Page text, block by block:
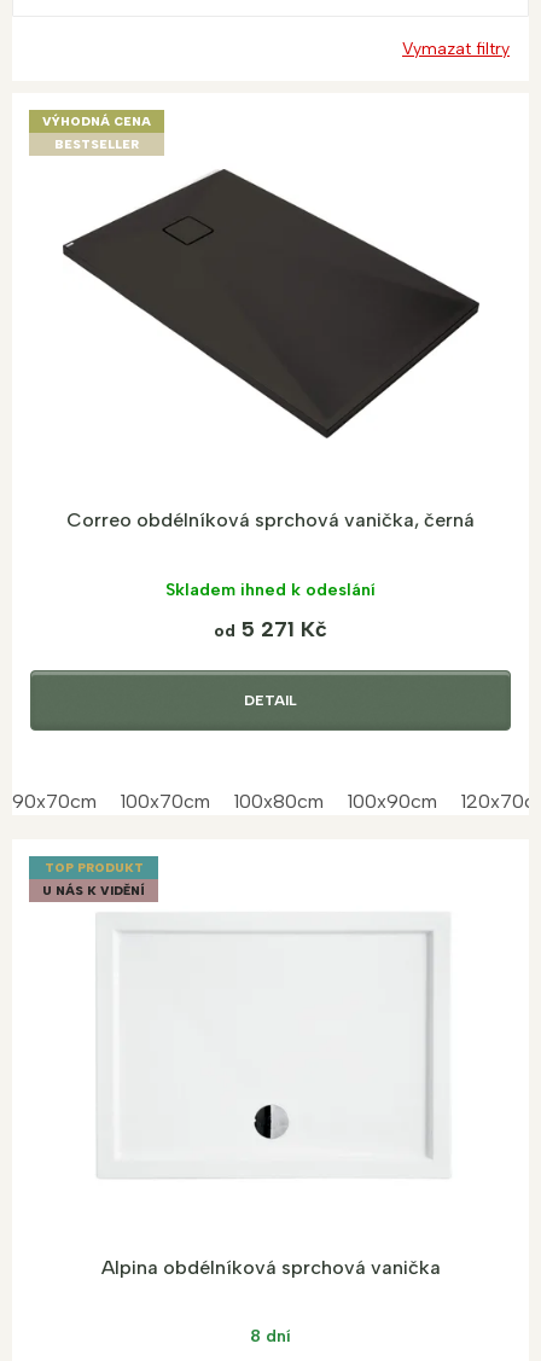
Vymazat filtry
VÝHODNÁ CENA
BESTSELLER
Correo obdélníková sprchová vanička, černá
Skladem ihned k odeslání
od 5 271 Kč
DETAIL
90x70cm 100x70cm 100x80cm 100x90cm
TOP PRODUKT
U NÁS K VIDĚNÍ
Alpina obdélníková sprchová vanička
8 dní